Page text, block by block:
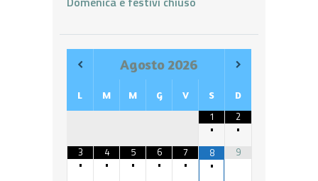
Agosto2026
L M M G V S D
1
•
2
•
3
•
4
•
5
•
6
•
7
•
8
•
9